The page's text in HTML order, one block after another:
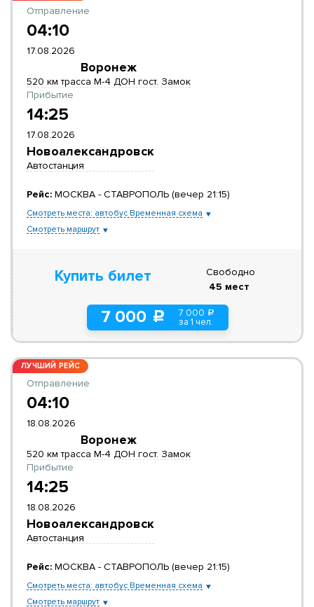
Отправление
04:10
17.08.2026
Воронеж
520 км трасса М-4 ДОН гост. Замок
Прибытие
14:25
17.08.2026
Новоалександровск
Автостанция
Рейс: МОСКВА - СТАВРОПОЛЬ (вечер 21:15)
Смотреть места: автобус Временная схема
Смотреть маршрут
Купить билет
7 000 c 7 000 a
за 1 чел.
Свободно
45 мест
ЛУЧШИЙ РЕЙС
Отправление
04:10
18.08.2026
Воронеж
520 км трасса М-4 ДОН гост. Замок
Прибытие
14:25
18.08.2026
Новоалександровск
Автостанция
Рейс: МОСКВА - СТАВРОПОЛЬ (вечер 21:15)
Смотреть места: автобус Временная схема
Смотреть маршрут